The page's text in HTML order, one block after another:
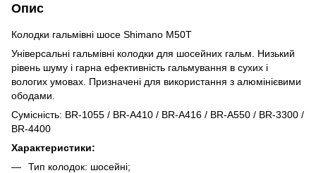
Опис
Колодки гальмівні шосе Shimano M50T
Універсальні гальмівні колодки для шосейних гальм. Низький
рівень шуму і гарна ефективність гальмування в сухих і
вологих умовах. Призначені для використання з алюмінієвими
ободами.
Сумісність: BR-1055 / BR-A410 / BR-A416 / BR-A550 / BR-3300 /
BR-4400
Характеристики:
Тип колодок: шосейні;